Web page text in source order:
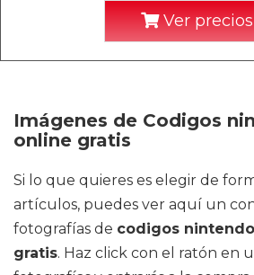
Ver
Imágenes de Codigos
online gratis
Si lo que quieres es elegir de
artículos, puedes ver aquí un
fotografías de codigos
gratis. Haz click con el ratón en